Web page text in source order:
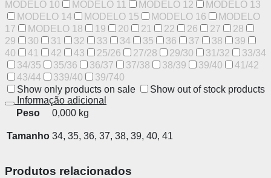
MODELO 10
MODELO 11 MODELO 12
MODELO 13
MODELO 14
MODELO 15 MODELO 16
MODELO
17
MODELO 18 19 20 21 22 26 27
28
29
30 31 32 33 34 35 36 37 38
39
40
41 42 43 25/26 27/28 29/30 31/32
33/34
34/35
35/36 36/37 37/38 38/39 39/40
41/42
43/44
339/40
39/740
Show only products on sale
Show out of stock products
Informação adicional
Peso
0,000 kg
Tamanho 34, 35, 36, 37, 38, 39, 40, 41
Produtos relacionados